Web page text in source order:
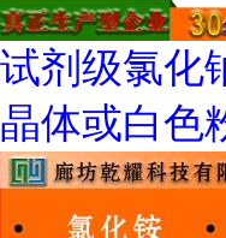
试剂级氯化
晶体或白色